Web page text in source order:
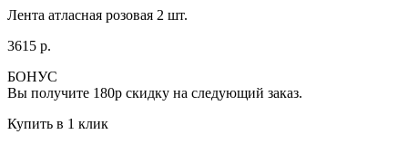
Лента атласная розовая 2 шт.
3615 р.
БОНУС
Вы получите 180р скидку на следующий заказ.
Купить в 1 клик